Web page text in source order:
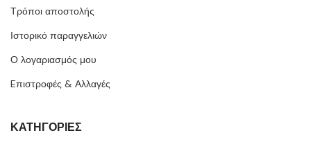
Τρόποι αποστολής
Ιστορικό παραγγελιών
Ο λογαριασμός μου
Eπιστροφές & Αλλαγές
ΚΑΤΗΓΟΡΙΕΣ